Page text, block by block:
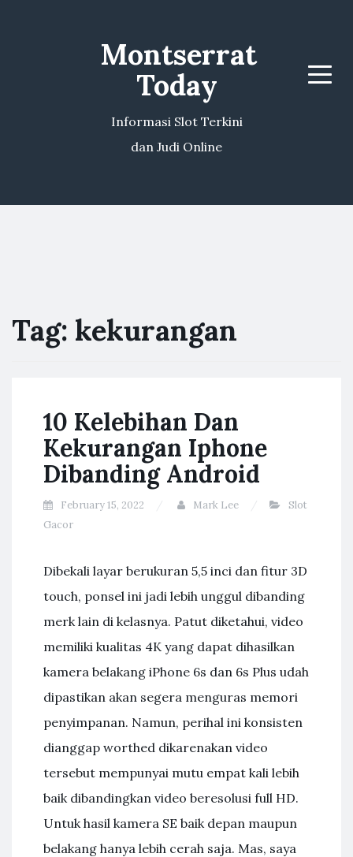
Montserrat
Today
Informasi Slot Terkini
dan Judi Online
Menu
Tag: kekurangan
10 Kelebihan Dan
Kekurangan Iphone
Dibanding Android
February 15, 2022 Mark Lee
Slot
Gacor
Dibekali layar berukuran 5,5 inci dan fitur 3D
touch, ponsel ini jadi lebih unggul dibanding
merk lain di kelasnya. Patut diketahui, video
memiliki kualitas 4K yang dapat dihasilkan
kamera belakang iPhone 6s dan 6s Plus udah
dipastikan akan segera menguras memori
penyimpanan. Namun, perihal ini konsisten
dianggap worthed dikarenakan video
tersebut mempunyai mutu empat kali lebih
baik dibandingkan video beresolusi full HD.
Untuk hasil kamera SE baik depan maupun
belakang hanya lebih cerah saja. Mas, saya